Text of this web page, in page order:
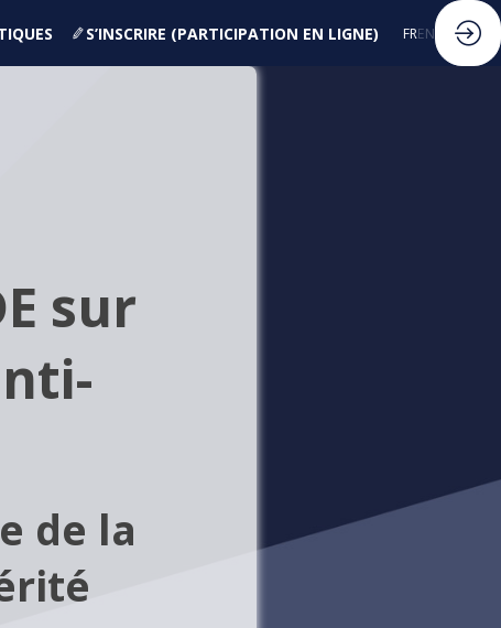
S’INSCRIRE (PARTICIPATION EN LIGNE) FREN
sur
de la